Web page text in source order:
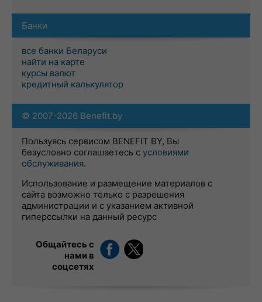
Банки
все банки Беларуси
найти на карте
курсы валют
кредитный калькулятор
© 2007-2026 Benefit.by
Пользуясь сервисом BENEFIT BY, Вы
безусловно соглашаетесь с условиями
обслуживания.
Использование и размещение материалов с
сайта возможно только с разрешения
администрации и с указанием активной
гиперссылки на данный ресурс
Общайтесь с
нами в
соцсетях